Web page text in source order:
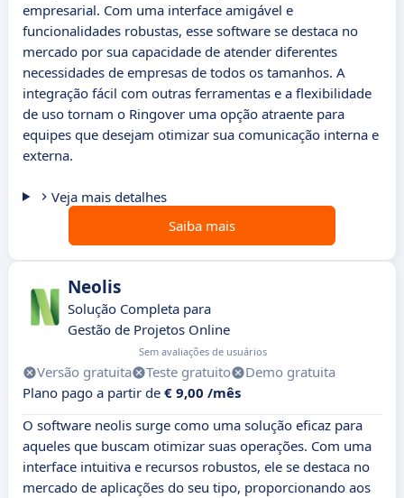
empresarial. Com uma interface amigável e
funcionalidades robustas, esse software se destaca no
mercado por sua capacidade de atender diferentes
necessidades de empresas de todos os tamanhos. A
integração fácil com outras ferramentas e a flexibilidade
de uso tornam o Ringover uma opção atraente para
equipes que desejam otimizar sua comunicação interna e
externa.
Veja mais detalhes
Saiba mais
Neolis
Solução Completa para
Gestão de Projetos Online
Sem avaliações de usuários
Versão gratuita Teste gratuito
Demo gratuita
Plano pago a partir de € 9,00 /mês
O software neolis surge como uma solução eficaz para
aqueles que buscam otimizar suas operações. Com uma
interface intuitiva e recursos robustos, ele se destaca no
mercado de aplicações do seu tipo, proporcionando aos